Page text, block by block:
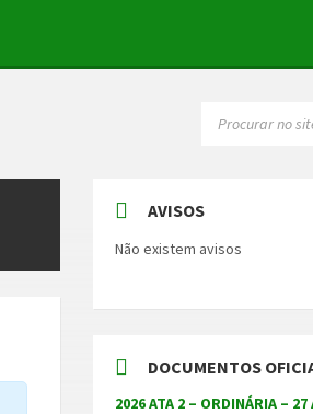
AVISOS
Não existem avisos
DOCUMENTOS
2026 ATA 2 – ORDINÁRIA – 27